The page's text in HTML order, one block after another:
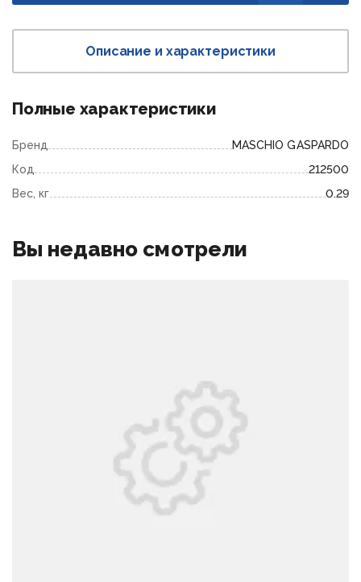
Описание и характеристики
Полные характеристики
Бренд
MASCHIO GASPARDO
Код
212500
Вес, кг
0.29
Вы недавно смотрели